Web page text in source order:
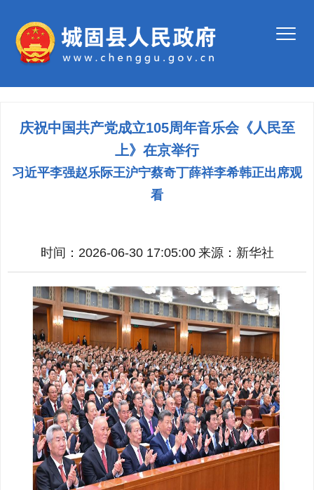
庆祝中国共产党成立105周年音乐会《人民至
上》在京举行
习近平李强赵乐际王沪宁蔡奇丁薛祥李希韩正出席观
看
时间：2026-06-30 17:05:00 来源： 新华社